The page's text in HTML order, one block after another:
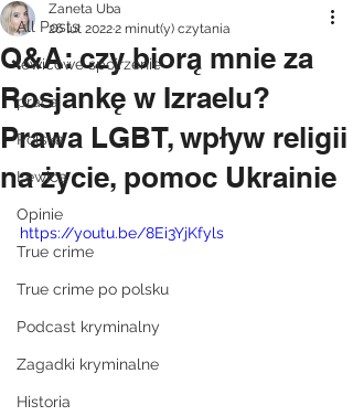
All Posts
lewicowe spojrzenie
praca
Polska
Lewica
Opinie
True crime
True crime po polsku
Podcast kryminalny
Zagadki kryminalne
Historia
Q&A: czy biorą mnie za
Rosjankę w Izraelu?
Prawa LGBT, wpływ religii
na życie, pomoc Ukrainie
Zaneta Uba
26 lut 20222 minut(y) czytania
https://youtu.be/8Ei3YjKfyls